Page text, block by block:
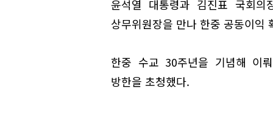
윤석열 대통령과 김진표 국회
상무위원장을 만나 한중 공동이익
한중 수교 30주년을 기념해 이
방한을 초청했다.